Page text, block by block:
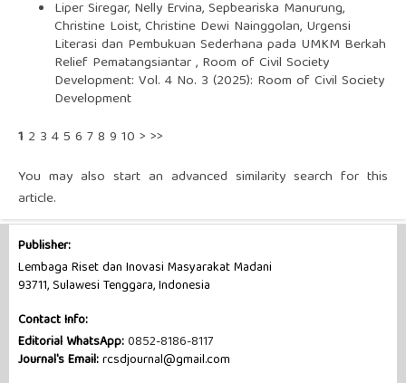
Liper Siregar, Nelly Ervina, Sepbeariska Manurung,
Christine Loist, Christine Dewi Nainggolan, Urgensi
Literasi dan Pembukuan Sederhana pada UMKM Berkah
Relief Pematangsiantar, Room of Civil Society
Development: Vol. 4 No. 3 (2025): Room of Civil Society
Development
1 2 3 45 6 78 9 10 > >>
You may also start an advanced similarity search for this
article.
Publisher:
Lembaga Riset dan Inovasi Masyarakat Madani
93711, Sulawesi Tenggara, Indonesia
Contact Info:
Editorial WhatsApp:0852-8186-8117
Journal's Email:rcsdjournal@gmail.com